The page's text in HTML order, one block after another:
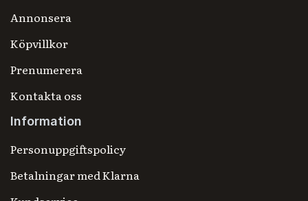
Annonsera
Köpvillkor
Prenumerera
Kontakta oss
Information
Personuppgiftspolicy
Betalningar med Klarna